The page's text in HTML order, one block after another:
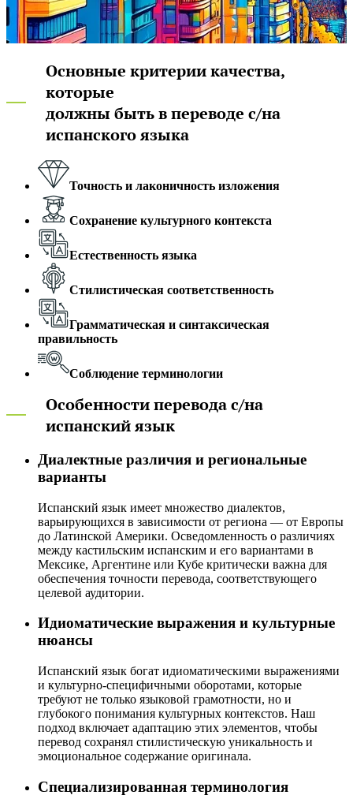
Основные критерии качества,
которые
должны быть в переводе с/на
испанского языка
Точность и лаконичность изложения
Сохранение культурного контекста
Естественность языка
Стилистическая соответственность
Грамматическая и синтаксическая
правильность
Соблюдение терминологии
Особенности перевода с/на
испанский язык
Диалектные различия и региональные
варианты
Испанский язык имеет множество диалектов,
варьирующихся в зависимости от региона — от Европы
до Латинской Америки. Осведомленность о различиях
между кастильским испанским и его вариантами в
Мексике, Аргентине или Кубе критически важна для
обеспечения точности перевода, соответствующего
целевой аудитории.
Идиоматические выражения и культурные
нюансы
Испанский язык богат идиоматическими выражениями
и культурно-специфичными оборотами, которые
требуют не только языковой грамотности, но и
глубокого понимания культурных контекстов. Наш
подход включает адаптацию этих элементов, чтобы
перевод сохранял стилистическую уникальность и
эмоциональное содержание оригинала.
Специализированная терминология